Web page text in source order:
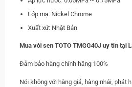
Lớp mạ: Nickel Chrome
Xuất xứ: Nhật Bản
Mua vòi sen TOTO TMGG40J uy tín tại
Đảm bảo hàng chính hãng 100%
Nói không với hàng giả, hàng nhái, phát